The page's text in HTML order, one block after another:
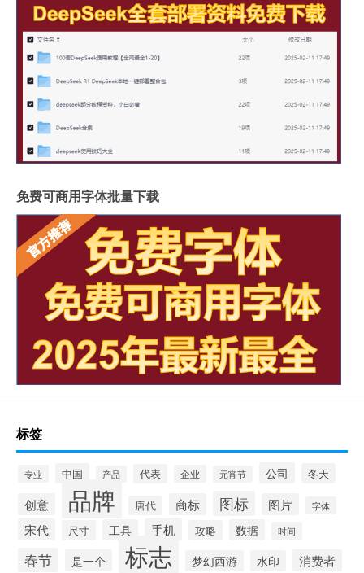
免费可商用字体批量下载
标签
专业 中国 产品 代表 企业 元宵节 公司 冬天
创意 品牌 唐代 商标 图标 图片 字体
宋代 尺寸 工具 手机 攻略 数据 时间
春节 是一个 标志 梦幻西游 水印 消费者